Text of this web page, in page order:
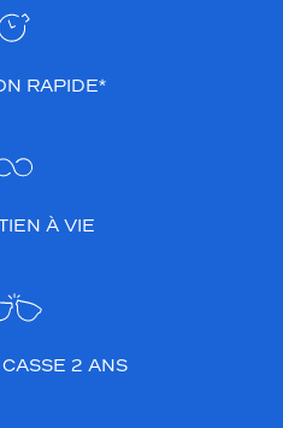
RAPIDE*
À VIE
2 ANS